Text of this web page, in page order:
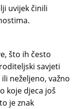
uvijek činili
što ih često
savjeti
neželjeno, važno
koje djeca još
je znak